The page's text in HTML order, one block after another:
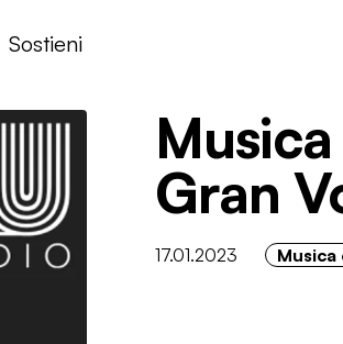
Sostieni
Gran
17.01.2023 Musica